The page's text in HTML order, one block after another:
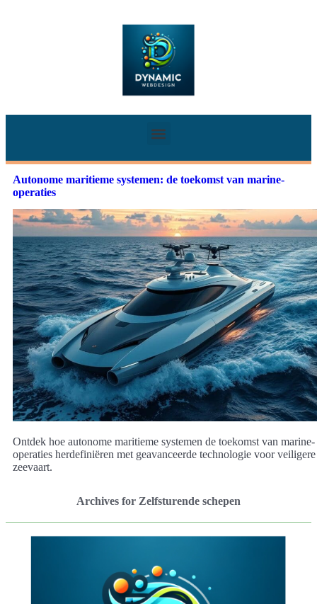
Autonome maritieme systemen: de toekomst van marine-
operaties
Ontdek hoe autonome maritieme systemen de toekomst van marine-
operaties herdefiniëren met geavanceerde technologie voor veiligere
zeevaart.
Archives for Zelfsturende schepen